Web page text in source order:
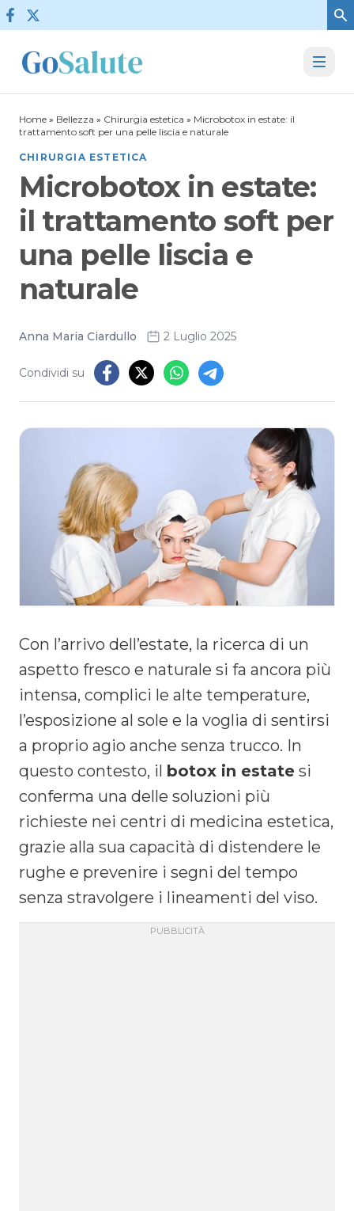
Vai al contenuto
Home » Bellezza » Chirurgia estetica » Microbotox in estate: il
trattamento soft per una pelle liscia e naturale
CHIRURGIA ESTETICA
Microbotox in estate:
il trattamento soft per
una pelle liscia e
naturale
Anna Maria Ciardullo 2 Luglio 2025
Condividi su
Con l’arrivo dell’estate, la ricerca di un
aspetto fresco e naturale si fa ancora più
intensa, complici le alte temperature,
l’esposizione al sole e la voglia di sentirsi
a proprio agio anche senza trucco. In
questo contesto, il botox in estate si
conferma una delle soluzioni più
richieste nei centri di medicina estetica,
grazie alla sua capacità di distendere le
rughe e prevenire i segni del tempo
senza stravolgere i lineamenti del viso.